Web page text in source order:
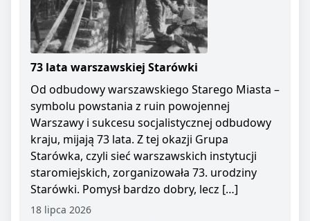
73 lata warszawskiej Starówki
Od odbudowy warszawskiego Starego Miasta –
symbolu powstania z ruin powojennej
Warszawy i sukcesu socjalistycznej odbudowy
kraju, mijają 73 lata. Z tej okazji Grupa
Starówka, czyli sieć warszawskich instytucji
staromiejskich, zorganizowała 73. urodziny
Starówki. Pomysł bardzo dobry, lecz […]
18 lipca 2026